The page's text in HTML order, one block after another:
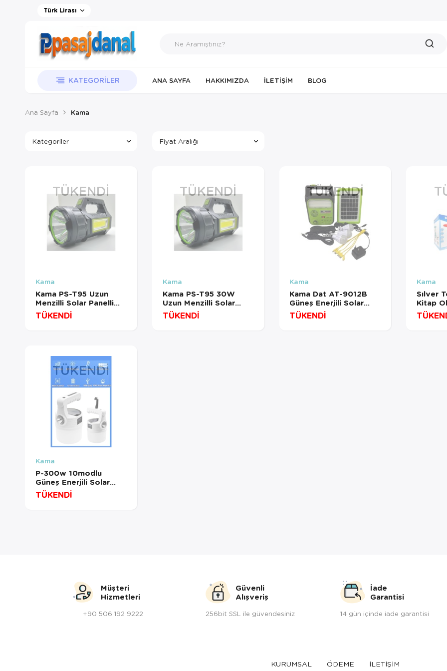
Türk Lirası
KATEGORILER ANA SAYFA HAKKIMIZDA İLETIŞIM BLOG
Ana Sayfa Kama
Kategoriler Fiyat Aralığı
TÜKENDI
Kama
Kama PS-T95 Uzun
Menzilli Solar Panelli
Powerbank+Usb Çıkış
S.o.s Lu Ultra Güçlü
TÜKENDİ
TÜKENDI
Kama
Kama PS-T95 30W
Uzun Menzilli Solar
Panelli Powerbank+Usb
Çıkış S.o.s Lu Ultra
TÜKENDİ
TÜKENDI
Kama
Kama Dat AT-9012B
Güneş Enerjili Solar
Aydınlatma Sistemi
TÜKENDİ
Kama
Sılver
Kitap
Masa
TÜKENDI
Kama
P-300w 10modlu
Güneş Enerjili Solar
Aydınlatma Kamp Çadır
Lambası Ampül Led
TÜKENDİ
Müşteri
Hizmetleri
+90 506 192 9222
Güvenli
Alışveriş
256bit SSL ile güvendesiniz
İade
Garantisi
14 gün içinde iade garantisi
KURUMSAL ÖDEME İLETİŞİM